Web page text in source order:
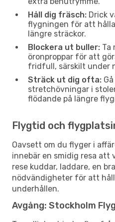
Håll dig fräsch: Drick
flygningen för att
längre sträckor.
Blockera ut buller: Ta
öronproppar för att
fridfull, särskilt under
Sträck ut dig ofta:
stretchövningar i
flödande på längre
Flygtid och
Oavsett om du flyger i
innebär en smidig resa att
rese kuddar, laddare, en
nödvändigheter för att
underhållen.
Avgång: Stockholm